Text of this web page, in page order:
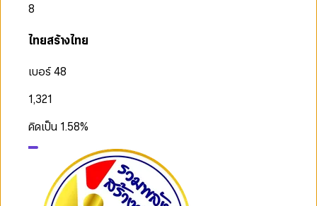
8
ไทยสร้างไทย
เบอร์ 48
1,321
คิดเป็น 1.58%